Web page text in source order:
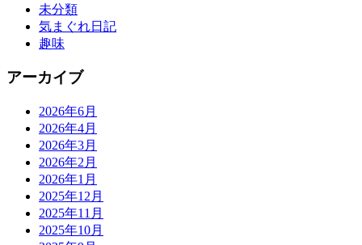
未分類
気まぐれ日記
趣味
アーカイブ
2026年6月
2026年4月
2026年3月
2026年2月
2026年1月
2025年12月
2025年11月
2025年10月